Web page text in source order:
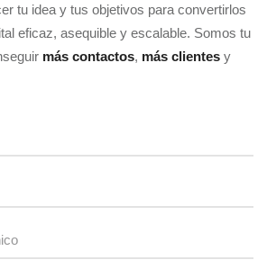
tu idea y tus objetivos para convertirlos
eficaz, asequible y escalable. Somos tu
más contactos, más clientes y